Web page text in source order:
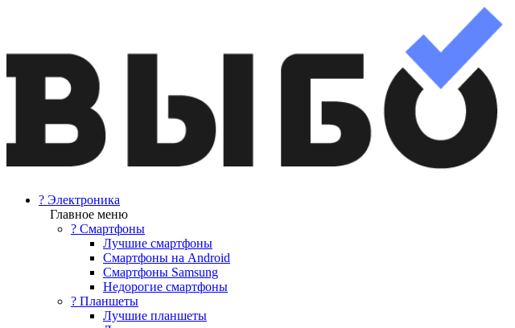
? Электроника
Главное меню
? Смартфоны
Лучшие смартфоны
Смартфоны на Android
Смартфоны Samsung
Недорогие смартфоны
? Планшеты
Лучшие планшеты